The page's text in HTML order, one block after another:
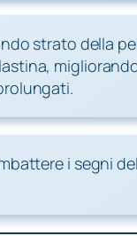
strato della
i segni